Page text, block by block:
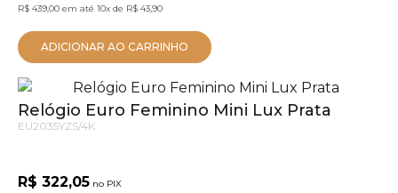
R$ 439,00 em até 10x de R$ 43,90
ADICIONAR AO CARRINHO
Relógio Euro Feminino Mini Lux Prata
EU2035YZS/4K
R$ 322,05 no PIX